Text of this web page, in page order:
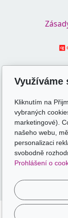
Využíváme
Kliknutím na
vybraných
marketingové).
našeho webu,
personalizaci
svobodně
Prohlášení o